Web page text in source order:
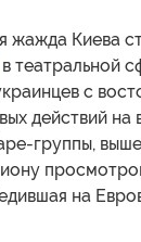
жажда Киева
в театральной
с
действий на
группы,
на